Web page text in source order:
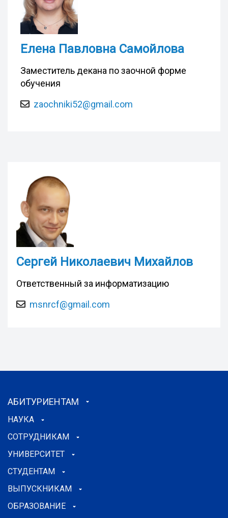
Елена Павловна Самойлова
Заместитель декана по заочной форме
обучения
zaochniki52@gmail.com
Сергей Николаевич Михайлов
Ответственный за информатизацию
msnrcf@gmail.com
АБИТУРИЕНТАМ
НАУКА
СОТРУДНИКАМ
УНИВЕРСИТЕТ
СТУДЕНТАМ
ВЫПУСКНИКАМ
ОБРАЗОВАНИЕ